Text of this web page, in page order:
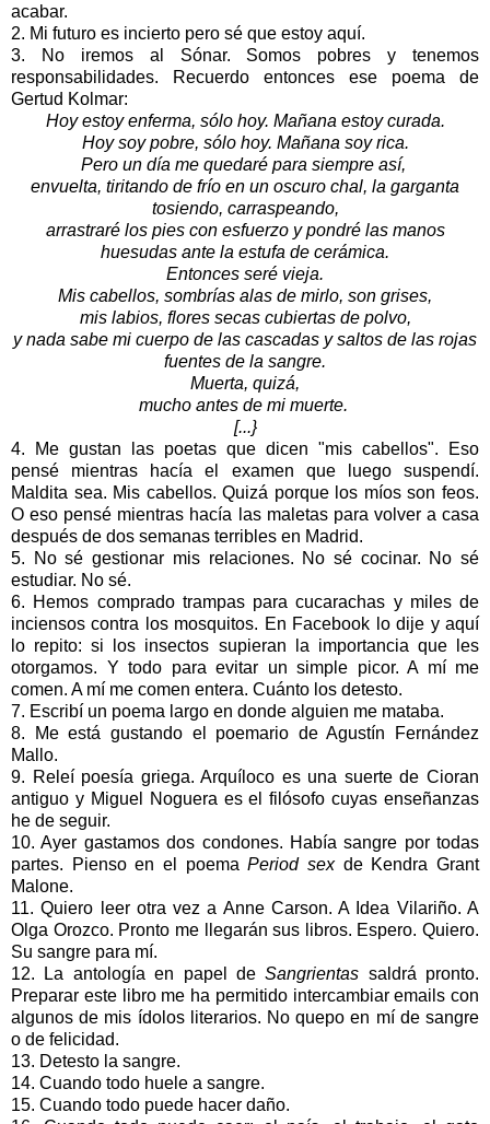
acabar.
2. Mi futuro es incierto pero sé que estoy aquí.
3. No iremos al Sónar. Somos pobres y tenemos
responsabilidades. Recuerdo entonces ese poema de
Gertud Kolmar:
Hoy estoy enferma, sólo hoy. Mañana estoy curada.
Hoy soy pobre, sólo hoy. Mañana soy rica.
Pero un día me quedaré para siempre así,
envuelta, tiritando de frío en un oscuro chal, la garganta
tosiendo, carraspeando,
arrastraré los pies con esfuerzo y pondré las manos
huesudas ante la estufa de cerámica.
Entonces seré vieja.
Mis cabellos, sombrías alas de mirlo, son grises,
mis labios, flores secas cubiertas de polvo,
y nada sabe mi cuerpo de las cascadas y saltos de las rojas
fuentes de la sangre.
Muerta, quizá,
mucho antes de mi muerte.
[...}
4. Me gustan las poetas que dicen "mis cabellos". Eso
pensé mientras hacía el examen que luego suspendí.
Maldita sea. Mis cabellos. Quizá porque los míos son feos.
O eso pensé mientras hacía las maletas para volver a casa
después de dos semanas terribles en Madrid.
5. No sé gestionar mis relaciones. No sé cocinar. No sé
estudiar. No sé.
6. Hemos comprado trampas para cucarachas y miles de
inciensos contra los mosquitos. En Facebook lo dije y aquí
lo repito: si los insectos supieran la importancia que les
otorgamos. Y todo para evitar un simple picor. A mí me
comen. A mí me comen entera. Cuánto los detesto.
7. Escribí un poema largo en donde alguien me mataba.
8. Me está gustando el poemario de Agustín Fernández
Mallo.
9. Releí poesía griega. Arquíloco es una suerte de Cioran
antiguo y Miguel Noguera es el filósofo cuyas enseñanzas
he de seguir.
10. Ayer gastamos dos condones. Había sangre por todas
partes. Pienso en el poemaPeriod sexde Kendra Grant
Malone.
11. Quiero leer otra vez a Anne Carson. A Idea Vilariño. A
Olga Orozco. Pronto me llegarán sus libros. Espero. Quiero.
Su sangre para mí.
12. La antología en papel deSangrientas saldrá pronto.
Preparar este libro me ha permitido intercambiar emails con
algunos de mis ídolos literarios. No quepo en mí de sangre
o de felicidad.
13. Detesto la sangre.
14. Cuando todo huele a sangre.
15. Cuando todo puede hacer daño.